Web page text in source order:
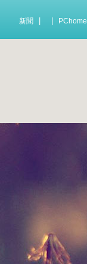
新聞 PChome